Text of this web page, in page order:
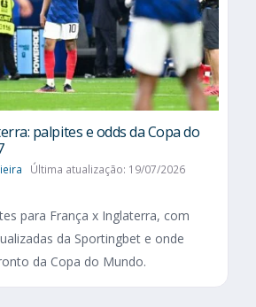
palpites e odds da Copa do
Última atualização: 19/07/2026
para França x Inglaterra, com
da Sportingbet e onde
da Copa do Mundo.